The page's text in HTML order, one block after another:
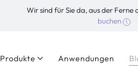
Wir sind für Sie da, aus der Ferne
buchen
Produkte Anwendungen